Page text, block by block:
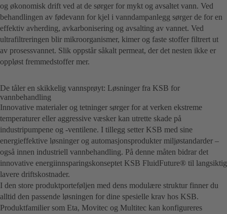
og økonomisk drift ved at de sørger for mykt og avsaltet vann. Ved
behandlingen av fødevann for kjel i vanndampanlegg sørger de for en
effektiv avherding, avkarbonisering og avsalting av vannet. Ved
ultrafiltreringen blir mikroorganismer, kimer og faste stoffer filtrert ut
av prosessvannet. Slik oppstår såkalt permeat, der det nesten ikke er
oppløst fremmedstoffer mer.
De tåler en skikkelig vannsprøyt: Løsninger fra KSB for
vannbehandling
Innovative materialer og tetninger sørger for at verken ekstreme
temperaturer eller aggressive væsker kan utrette skade på
industripumpene og -ventilene. I tillegg setter KSB med sine
energieffektive løsninger og automasjonsprodukter miljøstandarder –
også innen industriell vannbehandling. På denne måten bidrar det
innovative energiinnsparingskonseptet KSB FluidFuture® til langsiktig
lavere driftskostnader.
I den store produktporteføljen med dens modulære struktur finner du
alltid den passende løsningen for dine spesielle krav hos KSB.
Produktfamilier som Eta, Movitec og Multitec kan konfigureres